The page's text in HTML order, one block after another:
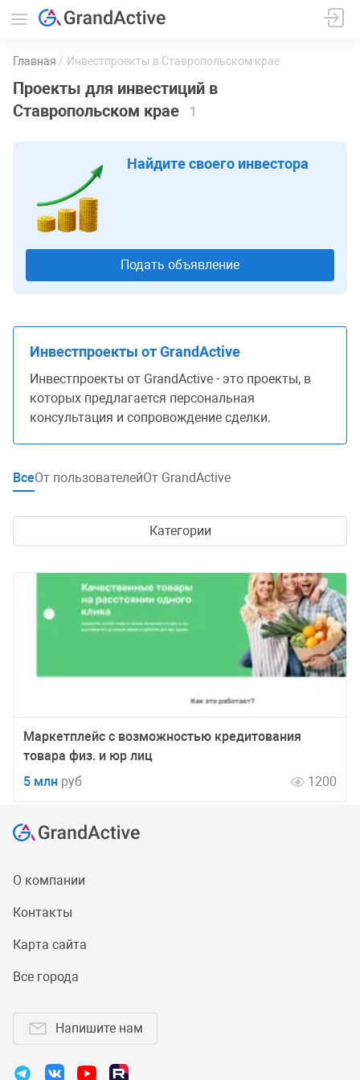
Главная Инвестпроекты в Ставропольском крае
Проекты для инвестиций в
Ставропольском крае
1
Найдите своего инвестора
Подать объявление
Инвестпроекты от GrandActive
Инвестпроекты от GrandActive - это проекты, в
которых предлагается персональная
консультация и сопровождение сделки.
ВсеОт пользователейОт GrandActive
Категории
Маркетплейс с возможностью кредитования
товара физ. и юр лиц
5 млн руб 1200
О компании
Контакты
Карта сайта
Все города
Напишите нам